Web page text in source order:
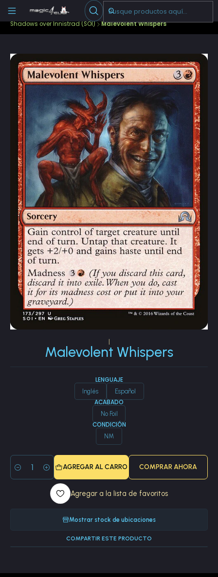
Escribenos
Cartas Sueltas Magic Pioneer
Shadows over Innistrad (SOI) Malevolent Whispers
Malevolent Whispers
LENGUAJE
Inglés Español
ACABADO
No Foil
CONDICIÓN
NM
Cantidad
AGREGAR AL CARRO COMPRAR AHORA
Agregar a la lista de favoritos
Mostrar stock de ubicaciones
COMPARTIR ESTE PRODUCTO